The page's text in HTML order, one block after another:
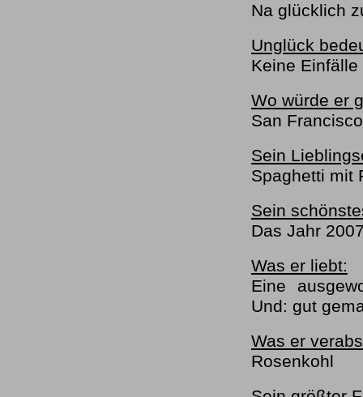
Na glücklich
Unglück
Keine
Wo würde er
San
Sein
Spaghetti mit
Sein
Das Jahr
Was er liebt:
Eine
Und: gut
Was er
Rosenkohl